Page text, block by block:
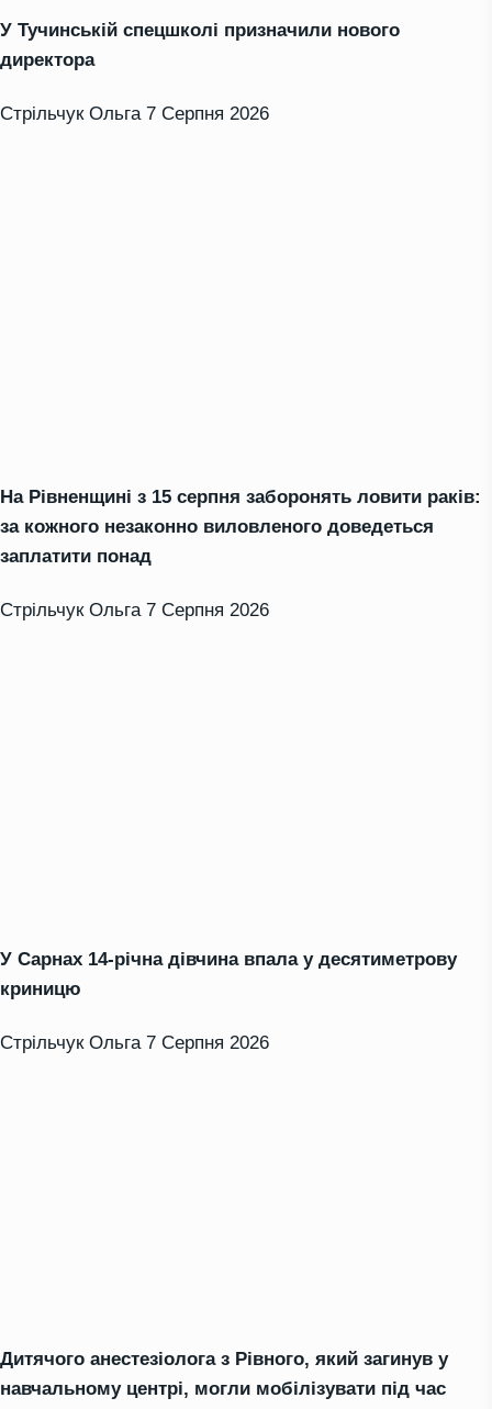
У Тучинській спецшколі призначили нового
директора
Стрільчук Ольга 7 Серпня 2026
На Рівненщині з 15 серпня заборонять ловити раків:
за кожного незаконно виловленого доведеться
заплатити понад
Стрільчук Ольга 7 Серпня 2026
У Сарнах 14-річна дівчина впала у десятиметрову
криницю
Стрільчук Ольга 7 Серпня 2026
Дитячого анестезіолога з Рівного, який загинув у
навчальному центрі, могли мобілізувати під час